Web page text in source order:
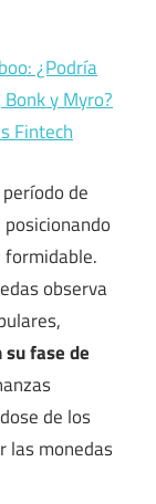
¿Podría
y Myro?
Fintech
de
formidable.
observa
fase de
de los
las monedas